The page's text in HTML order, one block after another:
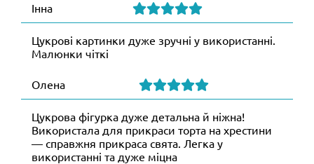
Інна
Цукрові картинки дуже зручні у використанні.
Малюнки чіткі
Олена
Цукрова фігурка дуже детальна й ніжна!
Використала для прикраси торта на хрестини
— справжня прикраса свята. Легка у
використанні та дуже міцна